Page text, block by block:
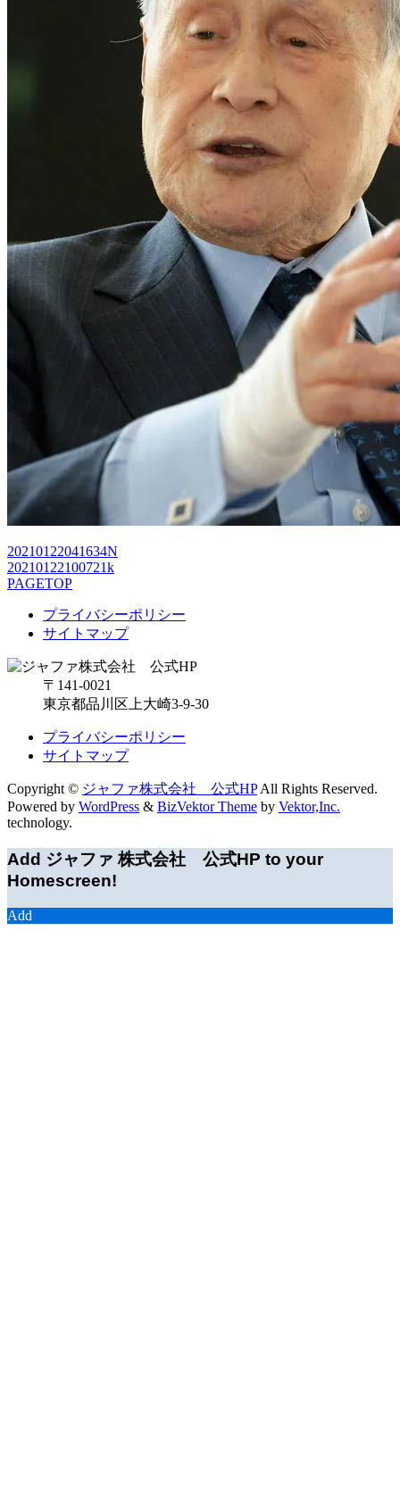
20210122041634N
20210122100721k
PAGETOP
プライバシーポリシー
サイトマップ
〒141-0021
東京都品川区上大崎3-9-30
プライバシーポリシー
サイトマップ
Copyright © ジャファ株式会社 公式HPAll Rights Reserved.
Powered by WordPress & BizVektor Theme by Vektor,Inc.
technology.
Add ジャファ 株式会社 公式HP to your
Homescreen!
Add